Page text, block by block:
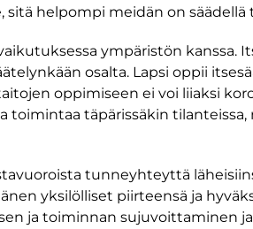
helpompi meidän on säädellä
ympäristön
osalta. Lapsi oppii
oppimiseen ei voi liiaksi
toimintaa täpärissäkin
tunneyhteyttä
yksilölliset piirteensä ja
ja toiminnan sujuvoittaminen